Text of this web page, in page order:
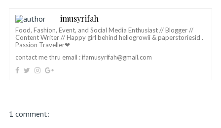
imusyrifah
Food, Fashion, Event, and Social Media Enthusiast // Blogger //
Content Writer // Happy girl behind hellogrowii & paperstoriesid .
Passion Traveller❤
contact me thru email :ifamusyrifah@gmail.com
1 comment: